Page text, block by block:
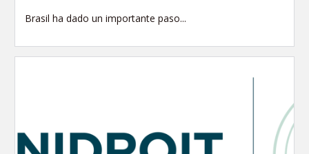
Brasil ha dado un importante paso...